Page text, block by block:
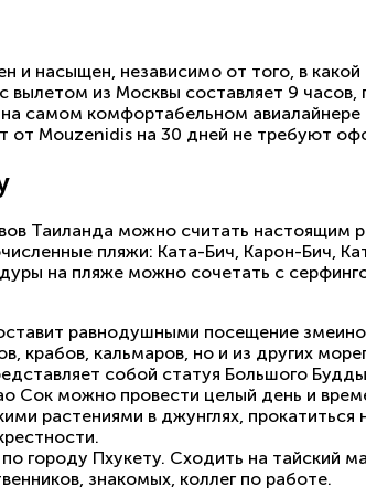
и насыщен, независимо от того, в
вылетом из Москвы составляет 9
самом комфортабельном
от Mouzenidis на 30 дней не требуют
Таиланда можно считать настоящим
пляжи: Ката-Бич, Карон-Бич,
на пляже можно сочетать с
равнодушными посещение
крабов, кальмаров, но и из других
собой статуя Большого
Сок можно провести целый день и
растениями в джунглях,
городу Пхукету. Сходить на тайский
знакомых, коллег по работе.